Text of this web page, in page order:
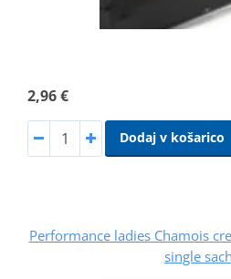
2,96 €
Dodaj v košarico
Performance ladies Chamois
single